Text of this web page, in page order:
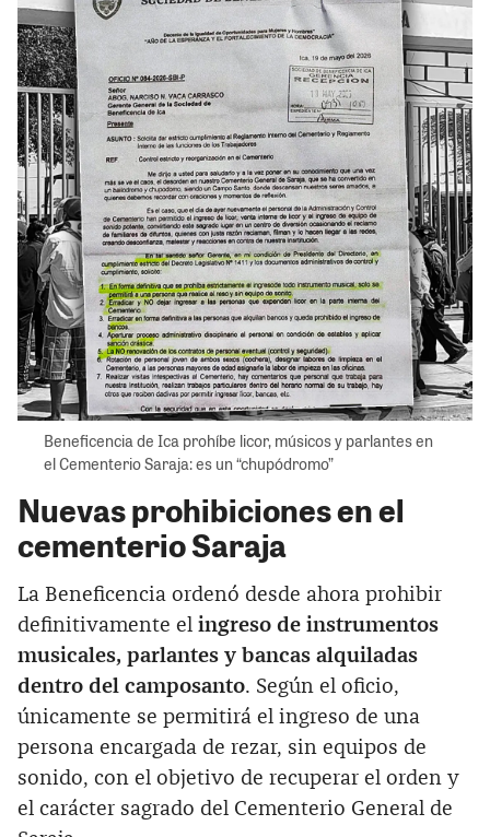
Beneficencia de Ica prohíbe licor, músicos y parlantes en
el Cementerio Saraja: es un “chupódromo”
Nuevas prohibiciones en el
cementerio Saraja
La Beneficencia ordenó desde ahora prohibir
definitivamente el ingreso de instrumentos
musicales, parlantes y bancas alquiladas
dentro del camposanto. Según el oficio,
únicamente se permitirá el ingreso de una
persona encargada de rezar, sin equipos de
sonido, con el objetivo de recuperar el orden y
el carácter sagrado del Cementerio General de